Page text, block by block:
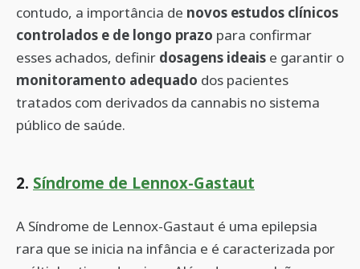
contudo, a importância de novos estudos clínicos
controlados e de longo prazo para confirmar
esses achados, definir dosagens ideais e garantir o
monitoramento adequado dos pacientes
tratados com derivados da cannabis no sistema
público de saúde.
2. Síndrome de Lennox-Gastaut
A Síndrome de Lennox-Gastaut é uma epilepsia
rara que se inicia na infância e é caracterizada por